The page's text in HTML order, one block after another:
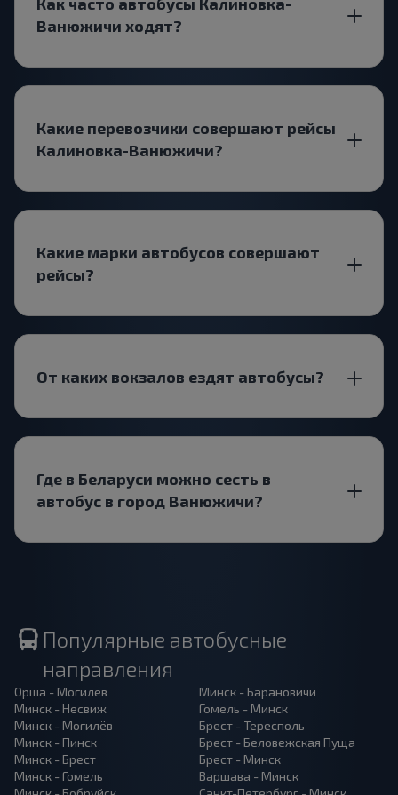
Ванюжичи ходят?
Какие перевозчики совершают рейсы
Калиновка-Ванюжичи?
Какие марки автобусов совершают
рейсы?
От каких вокзалов ездят автобусы?
Где в Беларуси можно сесть в
автобус в город Ванюжичи?
Популярные автобусные
направления
Орша - Могилёв
Минск - Несвиж
Минск - Могилёв
Минск - Пинск
Минск - Брест
Минск - Гомель
Минск - Барановичи
Гомель - Минск
Брест - Тересполь
Брест - Беловежская Пуща
Брест - Минск
Варшава - Минск